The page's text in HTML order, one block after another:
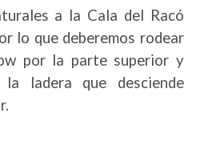
a la Cala del Racó
lo que deberemos rodear
por la parte superior y
la ladera que desciende